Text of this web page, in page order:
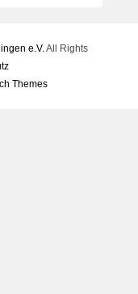
e.V. All Rights
Themes